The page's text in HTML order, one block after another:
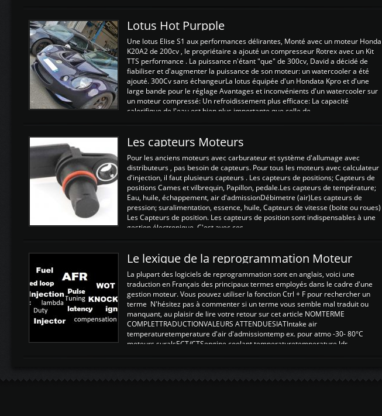
Lotus Hot Purpple
Une lotus Elise S1 aux performances délirantes, Monté avec un moteur Honda
K20A2 de 200cv , le propriétaire a ajouté un compresseur Rotrex avec un Kit
TTS performance . La puissance n'étant "que" de 300cv, David a décidé de
fiabiliser et d'augmenter la puissance de son moteur: un watercooler a été
ajouté. 300Cv sans échangeurLa lotus équipée d'un Hondata Kpro et d'une
large bande pour le réglage Avantages et inconvénients d'un watercooler sur
un moteur compressé: Un refroidissement plus efficace: La capacité
calorifique de l'eau est bien plus importante que celle de ...
Les capteurs Moteurs
Pour les anciens moteurs avec carburateur et système d'allumage avec
distributeurs , pas besoin de capteurs. Pour tous les moteurs avec calculateur
d'injection, il faut plusieurs capteurs . Les capteurs de positions; Capteurs de
positions Cames et vilbrequin, Papillon, pedale.Les capteurs de température;
Eau, huile, échappement, air d'admissionDébimetre (air)Les capteurs de
pression; suralimentation, essence, huile, Capteurs de vitesse (boite ou roues)
Les Capteurs de position. Les capteurs de position sont indispensables à une
gestion électronique. C'est avec ces ...
Le lexique de la reprogrammation Moteur
La plupart des logiciels de reprogrammation sont en anglais, voici une
traduction en Français des principaux termes employés dans le cadre d'une
gestion moteur. Vous pouvez utiliser la fonction Ctrl + F pour rechercher un
terme N'hésitez pas à commenter si un terme vous semble mal traduit ou
manquant, au plaisir de lire votre retour sur cet article NOMTERME
COMPLETTRADUCTIONVALEURS ATTENDUESIATIntake air
temperaturetemperature d'air d'admissiontemp ex. pour atmo -30- 80°C
moteurs suralsECT/CTSengine coolant temperaturetemperature ldr